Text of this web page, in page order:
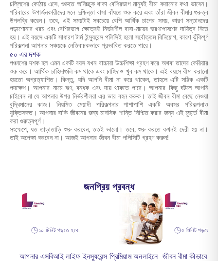
চল্লিশের কোঠায় এসে, শুরুতে অনিচ্ছুক থাকা বেশিরভাগ মানুষই বীমা করানোর কথা ভাবেন।
পরিবারের উপার্জনকারীদের মনে দুশ্চিন্তা বাসা বাঁধতে শুরু করে এবং তাঁরা জীবন বীমার গুরুত্ব
উপলব্ধি করেন। তবে, এই সময়টাই সবচেয়ে বেশি আর্থিক চাপের সময়, কারণ সন্তানদের
পড়াশোনার খরচ এবং বেশিরভাগ ক্ষেত্রেই নির্ভরশীল বাবা-মায়ের ভরণপোষণের দায়িত্ব নিতে
হয়। এই বয়সে একটি সাধারণ টার্ম ইন্স্যুরেন্স পলিসিই হলো সর্বোত্তম বিনিয়োগ, কারণ ঝুঁকিপূর্ণ
পরিকল্পনা আপনার সঞ্চয়কে নেতিবাচকভাবে প্রভাবিত করতে পারে।
৫০ এর দশক
পঞ্চাশের দশক হল এমন একটি বয়স যখন বাচ্চারা উচ্চশিক্ষা গ্রহণ করে অথবা তাদের কেরিয়ার
শুরু করে। আর্থিক চাহিদাগুলি কম থাকে এবং চাহিদাও খুব কম থাকে। এই বয়সে বীমা করানো
হয়তো অপ্রত্যাশিত। কিন্তু, যদি আপনি বীমা না করে থাকেন, তাহলে এটি সঠিক একটি
পদক্ষেপ। আপনার নামে ঋণ, বন্ধক এবং দায় থাকতে পারে। আপনার কিছু ঘটলে আপনি
চাইবেন না যে আপনার উপর নির্ভরশীলরা এর ভার বহন করুক। তাই জীবন বীমা বেছে নেওয়া
বুদ্ধিমানের কাজ। নিয়মিত মেয়াদী পরিকল্পনার পাশাপাশি একটি অবসর পরিকল্পনাও
যুক্তিসঙ্গত। আপনার বাকি জীবনের জন্য মানসিক শান্তি নিশ্চিত করার জন্য এই মুহুর্তে বীমা
করা গুরুত্বপূর্ণ।
সংক্ষেপে, যত তাড়াতাড়ি শুরু করবেন, ততই ভালো। তবে, শুরু করতে কখনই দেরী হয় না।
তাই অপেক্ষা করবেন না। আজই আপনার জীবন বীমা পলিসিটি গ্রহণ করুন!
জনপ্রিয় প্রবন্ধ
১০ মিনিট পড়তে হবে
আপনার এসবিআই লাইফ ইনস্যুরেন্স প্রিমিয়াম অনলাইনে
৫ মিনিট পড়তে
জীবন বীমা কীভাবে